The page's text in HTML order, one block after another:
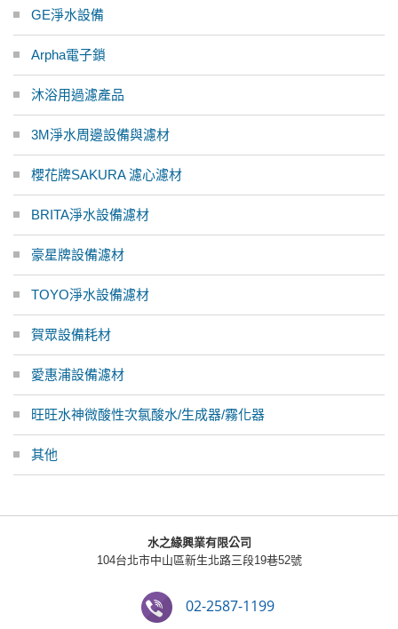
GE淨水設備
Arpha電子鎖
沐浴用過濾產品
3M淨水周邊設備與濾材
櫻花牌SAKURA 濾心濾材
BRITA淨水設備濾材
豪星牌設備濾材
TOYO淨水設備濾材
賀眾設備耗材
愛惠浦設備濾材
旺旺水神微酸性次氯酸水/生成器/霧化器
其他
水之緣興業有限公司
104台北市中山區新生北路三段19巷52號
02-2587-1199